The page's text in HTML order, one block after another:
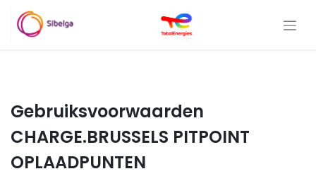
Gebruiksvoorwaarden
CHARGE.BRUSSELS PITPOINT
OPLAADPUNTEN